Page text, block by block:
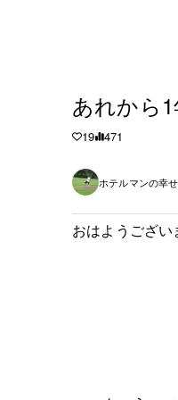
あれから
19 471
ホテルマンの幸せ
おはようござ